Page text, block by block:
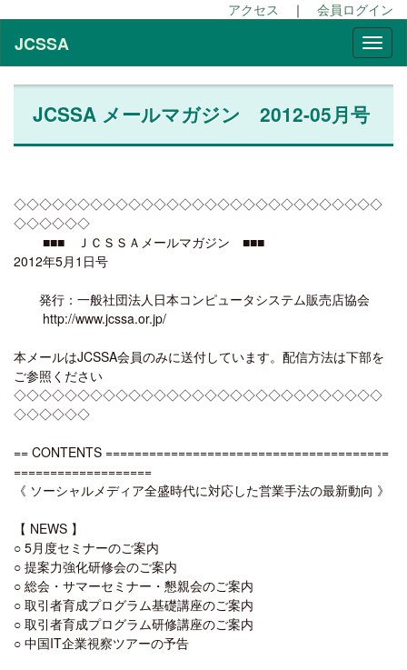
アクセス ｜ 会員ログイン
JCSSA
JCSSA メールマガジン 2012-05月号
◇◇◇◇◇◇◇◇◇◇◇◇◇◇◇◇◇◇◇◇◇◇◇◇◇◇◇◇◇
◇◇◇◇◇◇
■■■ ＪＣＳＳＡメールマガジン ■■■
2012年5月1日号
発行：一般社団法人日本コンピュータシステム販売店協会
http://www.jcssa.or.jp/
本メールはJCSSA会員のみに送付しています。配信方法は下部を
ご参照ください
◇◇◇◇◇◇◇◇◇◇◇◇◇◇◇◇◇◇◇◇◇◇◇◇◇◇◇◇◇
◇◇◇◇◇◇
== CONTENTS =======================================
===================
《 ソーシャルメディア全盛時代に対応した営業手法の最新動向 》
【 NEWS 】
○ 5月度セミナーのご案内
○ 提案力強化研修会のご案内
○ 総会・サマーセミナー・懇親会のご案内
○ 取引者育成プログラム基礎講座のご案内
○ 取引者育成プログラム研修講座のご案内
○ 中国IT企業視察ツアーの予告